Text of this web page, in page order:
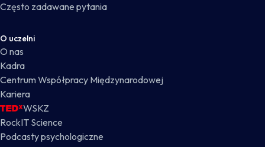
Często zadawane pytania
O uczelni
O nas
Kadra
Centrum Współpracy Międzynarodowej
Kariera
WSKZ
RockIT Science
Podcasty psychologiczne